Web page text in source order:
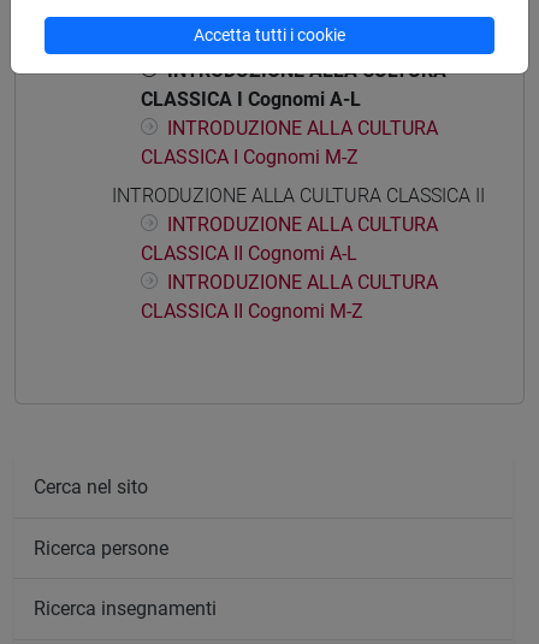
INTRODUZIONE ALLA CULTURA CLASSICA
INTRODUZIONE ALLA CULTURA CLASSICA I
INTRODUZIONE ALLA CULTURA
CLASSICA I Cognomi A-L
INTRODUZIONE ALLA CULTURA
CLASSICA I Cognomi M-Z
INTRODUZIONE ALLA CULTURA CLASSICA II
INTRODUZIONE ALLA CULTURA
CLASSICA II Cognomi A-L
INTRODUZIONE ALLA CULTURA
CLASSICA II Cognomi M-Z
Cerca nel sito
Ricerca persone
Ricerca insegnamenti
Accetta tutti i cookie